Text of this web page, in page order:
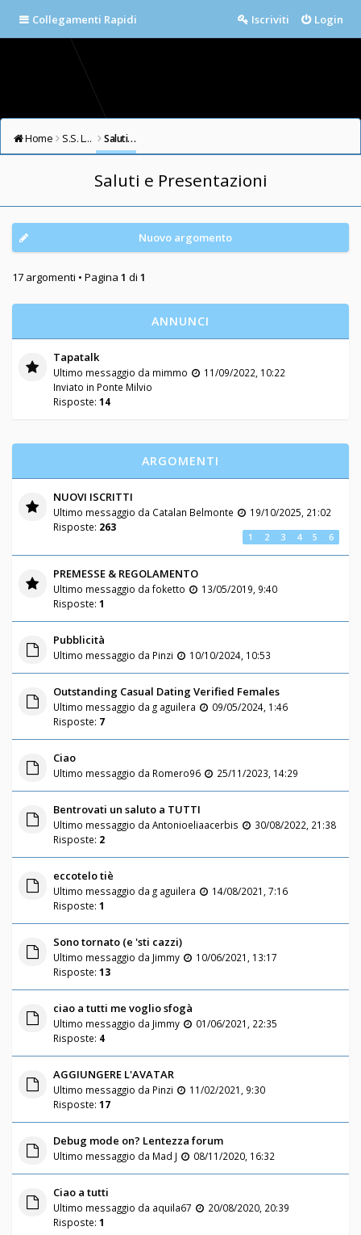
Collegamenti Rapidi Login
Iscriviti
Home S.S. LAZIO FORUM Saluti e Presentazioni
Saluti e Presentazioni
Nuovo argomento
17 argomenti • Pagina 1 di 1
ANNUNCI
Tapatalk
Ultimo messaggio da mimmo
11/09/2022, 10:22
Inviato in Ponte Milvio
Risposte: 14
ARGOMENTI
NUOVI ISCRITTI
Ultimo messaggio da Catalan Belmonte
19/10/2025, 21:02
Risposte: 263
1 2 3 4 5 6
PREMESSE & REGOLAMENTO
Ultimo messaggio da foketto
13/05/2019, 9:40
Risposte: 1
Pubblicità
Ultimo messaggio da Pinzi 10/10/2024, 10:53
Outstanding Сasual Dating Verified Females
Ultimo messaggio da g aguilera
09/05/2024, 1:46
Risposte: 7
Ciao
Ultimo messaggio da Romero96 25/11/2023, 14:29
Bentrovati un saluto a TUTTI
Ultimo messaggio da Antonioeliaacerbis
30/08/2022, 21:38
Risposte: 2
eccotelo tiè
Ultimo messaggio da g aguilera
14/08/2021, 7:16
Risposte: 1
Sono tornato (e 'sti cazzi)
Ultimo messaggio da Jimmy
10/06/2021, 13:17
Risposte: 13
ciao a tutti me voglio sfogà
Ultimo messaggio da Jimmy
01/06/2021, 22:35
Risposte: 4
AGGIUNGERE L'AVATAR
Ultimo messaggio da Pinzi
11/02/2021, 9:30
Risposte: 17
Debug mode on? Lentezza forum
Ultimo messaggio da Mad J 08/11/2020, 16:32
Ciao a tutti
Ultimo messaggio da aquila67
20/08/2020, 20:39
Risposte: 1